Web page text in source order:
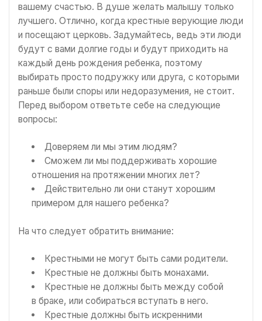
вашему счастью. В душе желать малышу только
лучшего. Отлично, когда крестные верующие люди
и посещают церковь. Задумайтесь, ведь эти люди
будут с вами долгие годы и будут приходить на
каждый день рождения ребенка, поэтому
выбирать просто подружку или друга, с которыми
раньше были споры или недоразумения, не стоит.
Перед выбором ответьте себе на следующие
вопросы:
Доверяем ли мы этим людям?
Сможем ли мы поддерживать хорошие
отношения на протяжении многих лет?
Действительно ли они станут хорошим
примером для нашего ребенка?
На что следует обратить внимание:
Крестными не могут быть сами родители.
Крестные не должны быть монахами.
Крестные не должны быть между собой
в браке, или собираться вступать в него.
Крестные должны быть искренними